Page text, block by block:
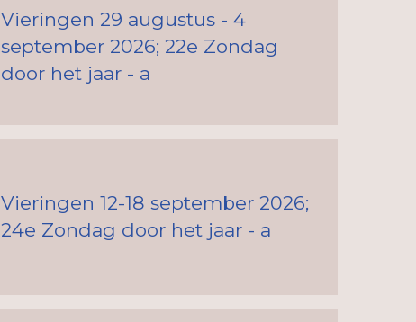
Vieringen 29 augustus - 4
september 2026; 22e Zondag
door het jaar - a
Vieringen 12-18 september 2026;
24e Zondag door het jaar - a